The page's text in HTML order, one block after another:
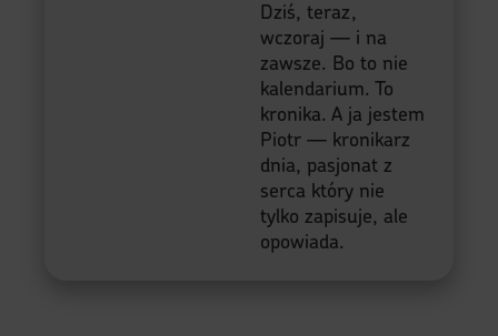
Dziś, teraz,
wczoraj — i na
zawsze. Bo to nie
kalendarium. To
kronika. A ja jestem
Piotr — kronikarz
dnia, pasjonat z
serca który nie
tylko zapisuje, ale
opowiada.